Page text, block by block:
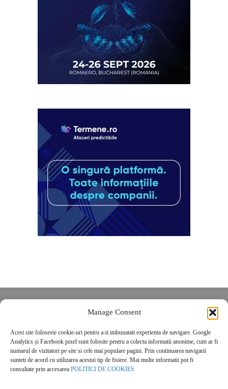
Manage Consent
Acest site foloseste cookie-uri pentru a-ti imbunatati experienta de navigare. Google
Analytics și Facebook pixel sunt folosite pentru a colecta informatii anonime, cum ar fi
numarul de vizitatori pe site si cele mai populare pagini. Prin continuarea navigarii
sunteti de acord cu utilizarea acestui tip de fisiere. Mai multe informatii pot fi
consultate prin accesarea POLITICI DE COOKIES
POLITICĂ DE CONFIDENȚIALITATE
Politica de cookies